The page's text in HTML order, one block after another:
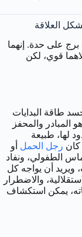
العلاقة
على حدة. إنهما
قوي، لكن
طاقة البدايات
المبادر والمحفز
لها، طبيعة
كان رجل الحمل أو
الطفولي، ونفاد
ويريد أن يواجه كل
والاضطرار
يمكن استكشاف